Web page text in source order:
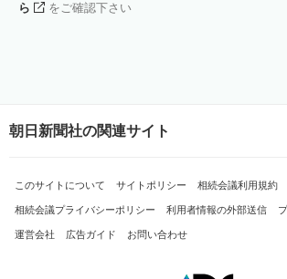
ら
をご確認下さい
朝日新聞社の関連サイト
このサイトについて サイトポリシー 相続会議利用規約
相続会議プライバシーポリシー 利用者情報の外部送信
運営会社 広告ガイド お問い合わせ